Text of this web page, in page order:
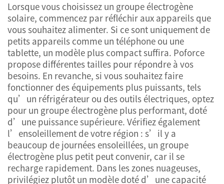
Lorsque vous choisissez un groupe électrogène
solaire, commencez par réfléchir aux appareils que
vous souhaitez alimenter. Si ce sont uniquement de
petits appareils comme un téléphone ou une
tablette, un modèle plus compact suffira. Poforce
propose différentes tailles pour répondre à vos
besoins. En revanche, si vous souhaitez faire
fonctionner des équipements plus puissants, tels
qu’un réfrigérateur ou des outils électriques, optez
pour un groupe électrogène plus performant, doté
d’une puissance supérieure. Vérifiez également
l’ensoleillement de votre région : s’il y a
beaucoup de journées ensoleillées, un groupe
électrogène plus petit peut convenir, car il se
recharge rapidement. Dans les zones nuageuses,
privilégiez plutôt un modèle doté d’une capacité